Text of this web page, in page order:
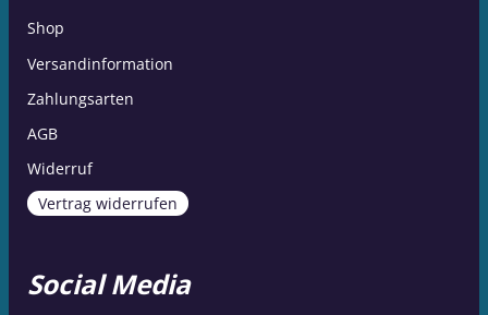
Shop
Versandinformation
Zahlungsarten
AGB
Widerruf
Vertrag widerrufen
Social Media